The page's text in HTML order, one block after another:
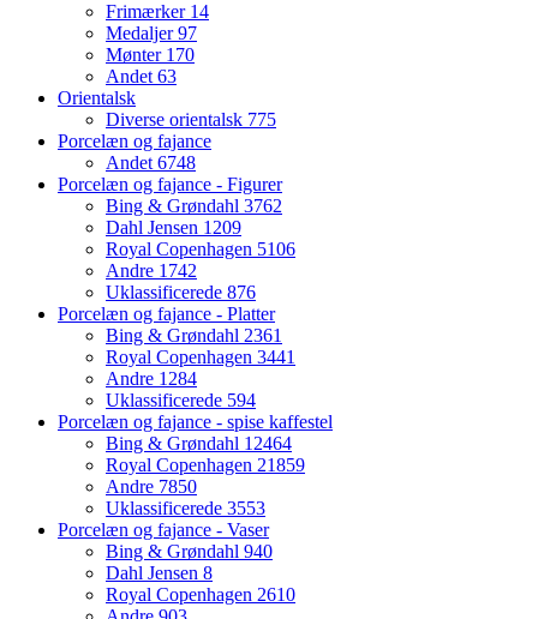
Frimærker 14
Medaljer97
Mønter 170
Andet63
Orientalsk
Diverse orientalsk 775
Porcelæn og fajance
Andet6748
Porcelæn og fajance - Figurer
Bing & Grøndahl 3762
Dahl Jensen 1209
Royal Copenhagen 5106
Andre 1742
Uklassificerede 876
Porcelæn og fajance - Platter
Bing & Grøndahl 2361
Royal Copenhagen 3441
Andre 1284
Uklassificerede 594
Porcelæn og fajance - spise kaffestel
Bing & Grøndahl 12464
Royal Copenhagen 21859
Andre 7850
Uklassificerede 3553
Porcelæn og fajance - Vaser
Bing & Grøndahl 940
Dahl Jensen 8
Royal Copenhagen 2610